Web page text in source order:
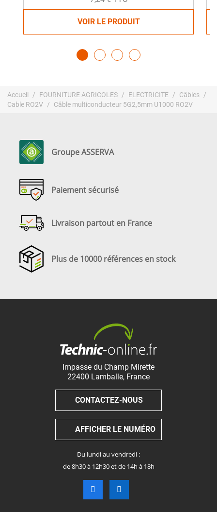
VOIR LE PRODUIT
Accueil FOURNITURE AGRICOLES ELECTRICITE
Câbles
Cable RO2V
Câble multiconducteur 5G2,5mm U1000 RO2V
Groupe ASSERVA
Paiement sécurisé
Livraison partout en France
Plus de 10000 références en stock
Impasse du Champ Mirette
22400 Lamballe, France
CONTACTEZ-NOUS
AFFICHER LE NUMÉRO
Du lundi au vendredi :
de 8h30 à 12h30 et de 14h à 18h